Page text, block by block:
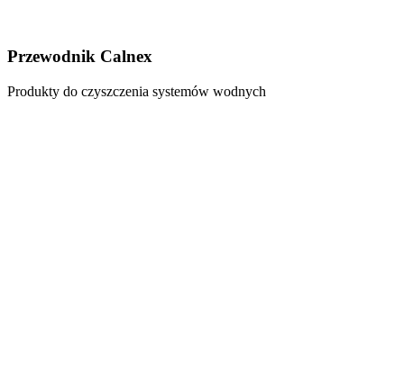
Przewodnik Calnex
Produkty do czyszczenia systemów wodnych